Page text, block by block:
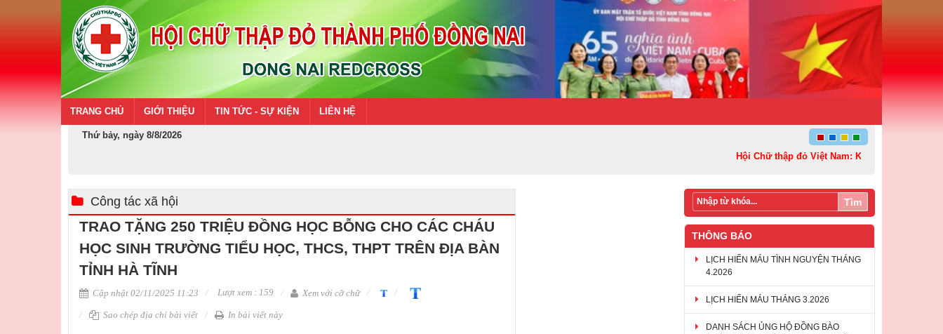
TRANG CHỦ GIỚI THIỆU TIN TỨC - SỰ KIỆN LIÊN HỆ
Thứ bảy, ngày 8/8/2026
Hội Chữ thập đỏ Việt Nam: Kết nối – Sẻ chia và Lan
Tìm
Công tác xã hội
TRAO TẶNG 250 TRIỆU ĐỒNG HỌC BỖNG CHO CÁC CHÁU
HỌC SINH TRƯỜNG TIỂU HỌC, THCS, THPT TRÊN ĐỊA BÀN
TỈNH HÀ TĨNH
Cập nhật 02/11/2025 11:23 Lượt xem : 159 Xem với cỡ chữ
Sao chép địa chỉ bài viết In bài viết này
THÔNG BÁO
LỊCH HIẾN MÁU TÌNH NGUYỆN THÁNG
4.2026
LỊCH HIẾN MÁU THÁNG 3.2026
DANH SÁCH ỦNG HỘ ĐỒNG BÀO